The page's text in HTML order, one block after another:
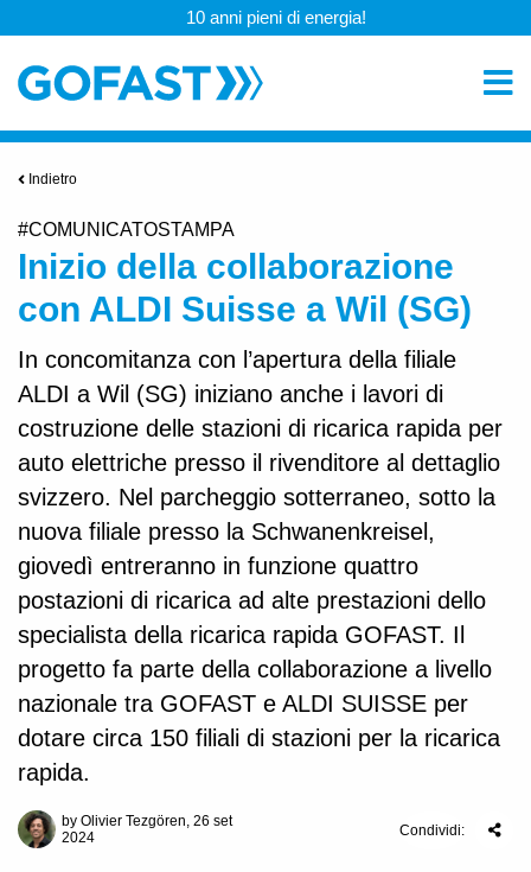
10 anni pieni di energia!
Indietro
#COMUNICATOSTAMPA
Inizio della collaborazione
con ALDI Suisse a Wil (SG)
In concomitanza con l’apertura della filiale
ALDI a Wil (SG) iniziano anche i lavori di
costruzione delle stazioni di ricarica rapida per
auto elettriche presso il rivenditore al dettaglio
svizzero. Nel parcheggio sotterraneo, sotto la
nuova filiale presso la Schwanenkreisel,
giovedì entreranno in funzione quattro
postazioni di ricarica ad alte prestazioni dello
specialista della ricarica rapida GOFAST. Il
progetto fa parte della collaborazione a livello
nazionale tra GOFAST e ALDI SUISSE per
dotare circa 150 filiali di stazioni per la ricarica
rapida.
by Olivier Tezgören, 26 set
2024
Condividi: